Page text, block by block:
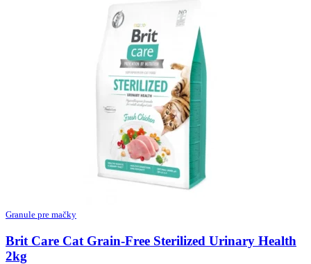
Granule pre mačky
Brit Care Cat Grain-Free Sterilized Urinary Health
2kg